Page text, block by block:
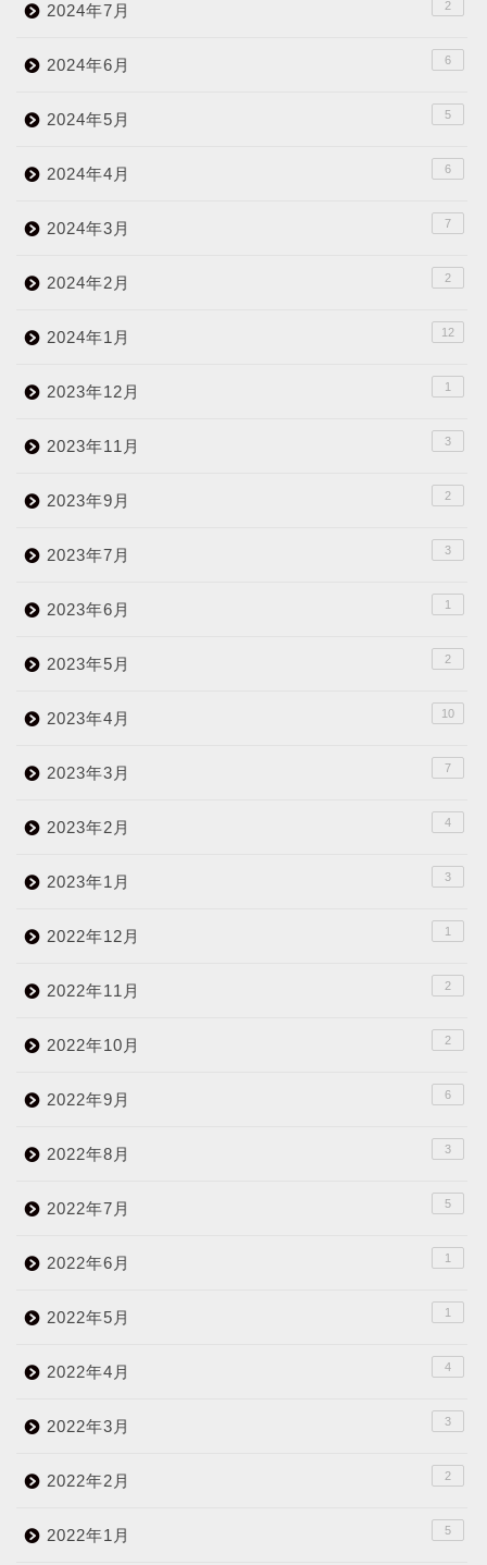
2024年7月 2
2024年6月 6
2024年5月 5
2024年4月 6
2024年3月 7
2024年2月 2
2024年1月 12
2023年12月 1
2023年11月 3
2023年9月 2
2023年7月 3
2023年6月 1
2023年5月 2
2023年4月 10
2023年3月 7
2023年2月 4
2023年1月 3
2022年12月 1
2022年11月 2
2022年10月 2
2022年9月 6
2022年8月 3
2022年7月 5
2022年6月 1
2022年5月 1
2022年4月 4
2022年3月 3
2022年2月 2
2022年1月 5